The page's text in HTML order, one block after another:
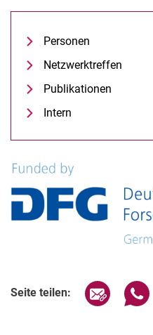
Personen
Netzwerktreffen
Publikationen
Intern
Seite teilen: Seite